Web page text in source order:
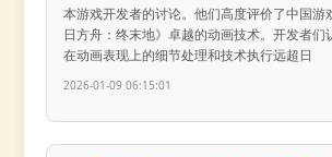
本游戏开发者的讨论。他们高度评价了中国游
日方舟：终末地》卓越的动画技术。开发者们
在动画表现上的细节处理和技术执行远超日
2026-01-09 06:15:01